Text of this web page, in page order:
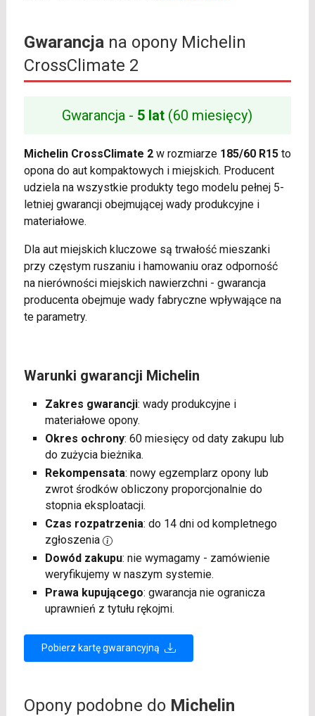
Gwarancjana opony Michelin
CrossClimate 2
Gwarancja - 5 lat (60 miesięcy)
Michelin CrossClimate 2w rozmiarze 185/60 R15to
opona do aut kompaktowych i miejskich. Producent
udziela na wszystkie produkty tego modelu pełnej 5-
letniej gwarancji obejmującej wady produkcyjne i
materiałowe.
Dla aut miejskich kluczowe są trwałość mieszanki
przy częstym ruszaniu i hamowaniu oraz odporność
na nierówności miejskich nawierzchni - gwarancja
producenta obejmuje wady fabryczne wpływające na
te parametry.
Warunki gwarancji Michelin
Zakres gwarancji: wady produkcyjne i
materiałowe opony.
Okres ochrony: 60 miesięcy od daty zakupu lub
do zużycia bieżnika.
Rekompensata: nowy egzemplarz opony lub
zwrot środków obliczony proporcjonalnie do
stopnia eksploatacji.
Czas rozpatrzenia: do 14 dni od kompletnego
zgłoszenia
Dowód zakupu: nie wymagamy - zamówienie
weryfikujemy w naszym systemie.
Prawa kupującego: gwarancja nie ogranicza
uprawnień z tytułu rękojmi.
Pobierz kartę gwarancyjną
Opony podobne do Michelin